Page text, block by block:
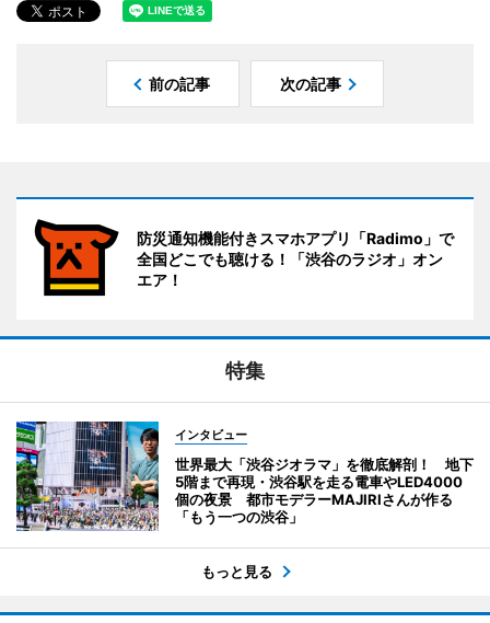
前の記事 次の記事
防災通知機能付きスマホアプリ「Radimo」で
全国どこでも聴ける！「渋谷のラジオ」オン
エア！
特集
インタビュー
世界最大「渋谷ジオラマ」を徹底解剖！ 地下
5階まで再現・渋谷駅を走る電車やLED4000
個の夜景 都市モデラーMAJIRIさんが作る
「もう一つの渋谷」
もっと見る